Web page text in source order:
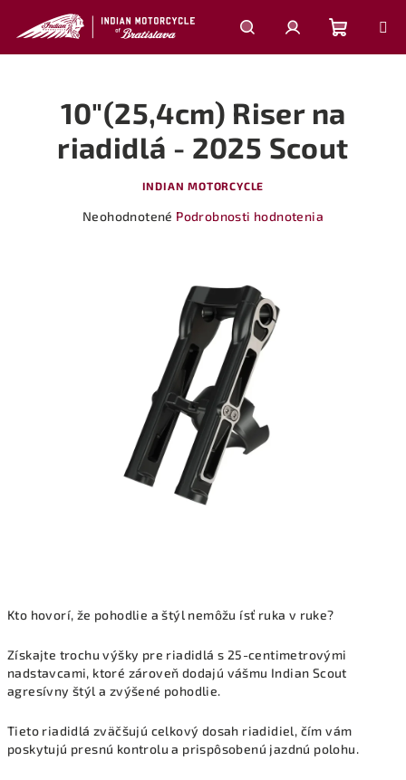
obsah
HľadaťPrihlásenie
košík
Kto hovorí, že pohodlie a štýl nemôžu ísť ruka v ruke?
Získajte trochu výšky pre riadidlá s 25-centimetrovými
nadstavcami, ktoré zároveň dodajú vášmu Indian Scout
agresívny štýl a zvýšené pohodlie.
Tieto riadidlá zväčšujú celkový dosah riadidiel, čím vám
poskytujú presnú kontrolu a prispôsobenú jazdnú polohu.
10"(25,4cm) Riser na
riadidlá - 2025 Scout
INDIAN MOTORCYCLE
Priemerné
Neohodnotené Podrobnosti hodnotenia